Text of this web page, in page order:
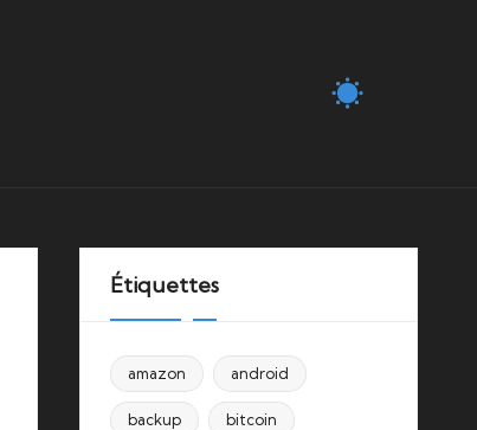
Étiquettes
amazon android
backup bitcoin